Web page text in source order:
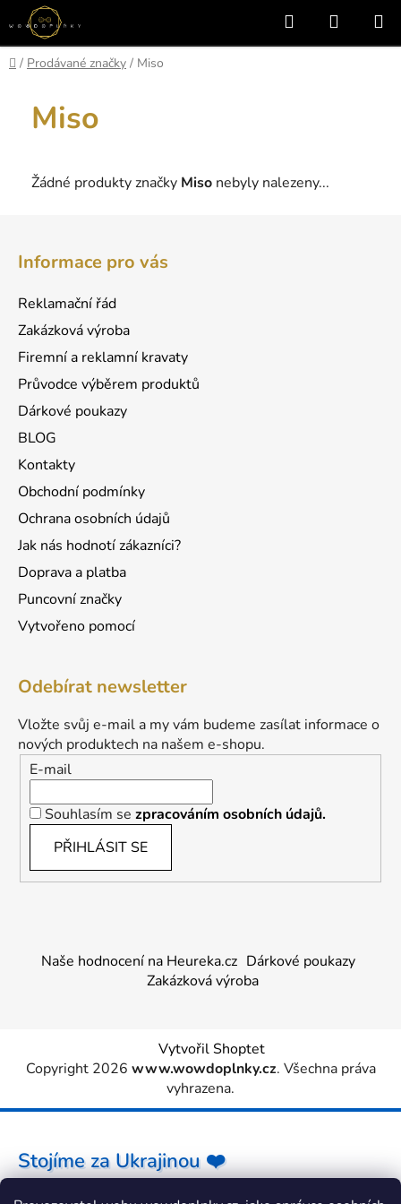
Přejít
na
obsah
Hledat
KOŠÍK
Domů
/ Prodávané značky / Miso
Miso
Žádné produkty značky Miso nebyly nalezeny...
Informace pro vás
Reklamační řád
Zakázková výroba
Firemní a reklamní kravaty
Průvodce výběrem produktů
Dárkové poukazy
BLOG
Kontakty
Obchodní podmínky
Ochrana osobních údajů
Jak nás hodnotí zákazníci?
Doprava a platba
Puncovní značky
Vytvořeno pomocí
Odebírat newsletter
Vložte svůj e-mail a my vám budeme zasílat informace o
nových produktech na našem e-shopu.
E-mail
Souhlasím se zpracováním osobních údajů.
PŘIHLÁSIT SE
Naše hodnocení na Heureka.cz Dárkové poukazy
Zakázková výroba
Vytvořil Shoptet
Copyright 2026 www.wowdoplnky.cz. Všechna práva
vyhrazena.
Stojíme za Ukrajinou ❤️